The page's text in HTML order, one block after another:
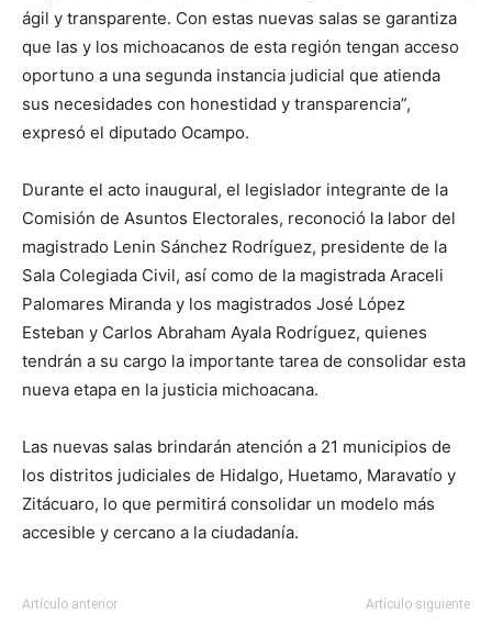
ágil y transparente. Con estas nuevas salas se garantiza
que las y los michoacanos de esta región tengan acceso
oportuno a una segunda instancia judicial que atienda
sus necesidades con honestidad y transparencia”,
expresó el diputado Ocampo.
Durante el acto inaugural, el legislador integrante de la
Comisión de Asuntos Electorales, reconoció la labor del
magistrado Lenin Sánchez Rodríguez, presidente de la
Sala Colegiada Civil, así como de la magistrada Araceli
Palomares Miranda y los magistrados José López
Esteban y Carlos Abraham Ayala Rodríguez, quienes
tendrán a su cargo la importante tarea de consolidar esta
nueva etapa en la justicia michoacana.
Las nuevas salas brindarán atención a 21 municipios de
los distritos judiciales de Hidalgo, Huetamo, Maravatío y
Zitácuaro, lo que permitirá consolidar un modelo más
accesible y cercano a la ciudadanía.
Artículo anterior Artículo siguiente